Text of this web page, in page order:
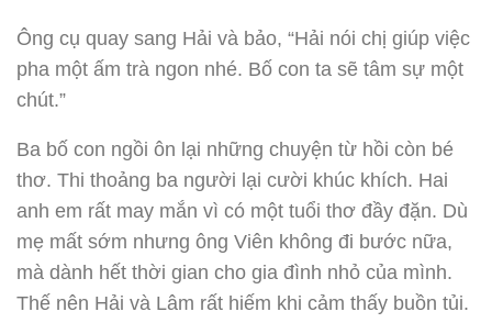
Ông cụ quay sang Hải và bảo, “Hải nói chị giúp việc
pha một ấm trà ngon nhé. Bố con ta sẽ tâm sự một
chút.”
Ba bố con ngồi ôn lại những chuyện từ hồi còn bé
thơ. Thi thoảng ba người lại cười khúc khích. Hai
anh em rất may mắn vì có một tuổi thơ đầy đặn. Dù
mẹ mất sớm nhưng ông Viên không đi bước nữa,
mà dành hết thời gian cho gia đình nhỏ của mình.
Thế nên Hải và Lâm rất hiếm khi cảm thấy buồn tủi.